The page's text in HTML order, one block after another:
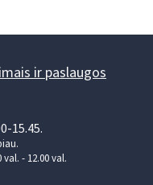
ir paslaugos
15.45.
- 12.00 val.